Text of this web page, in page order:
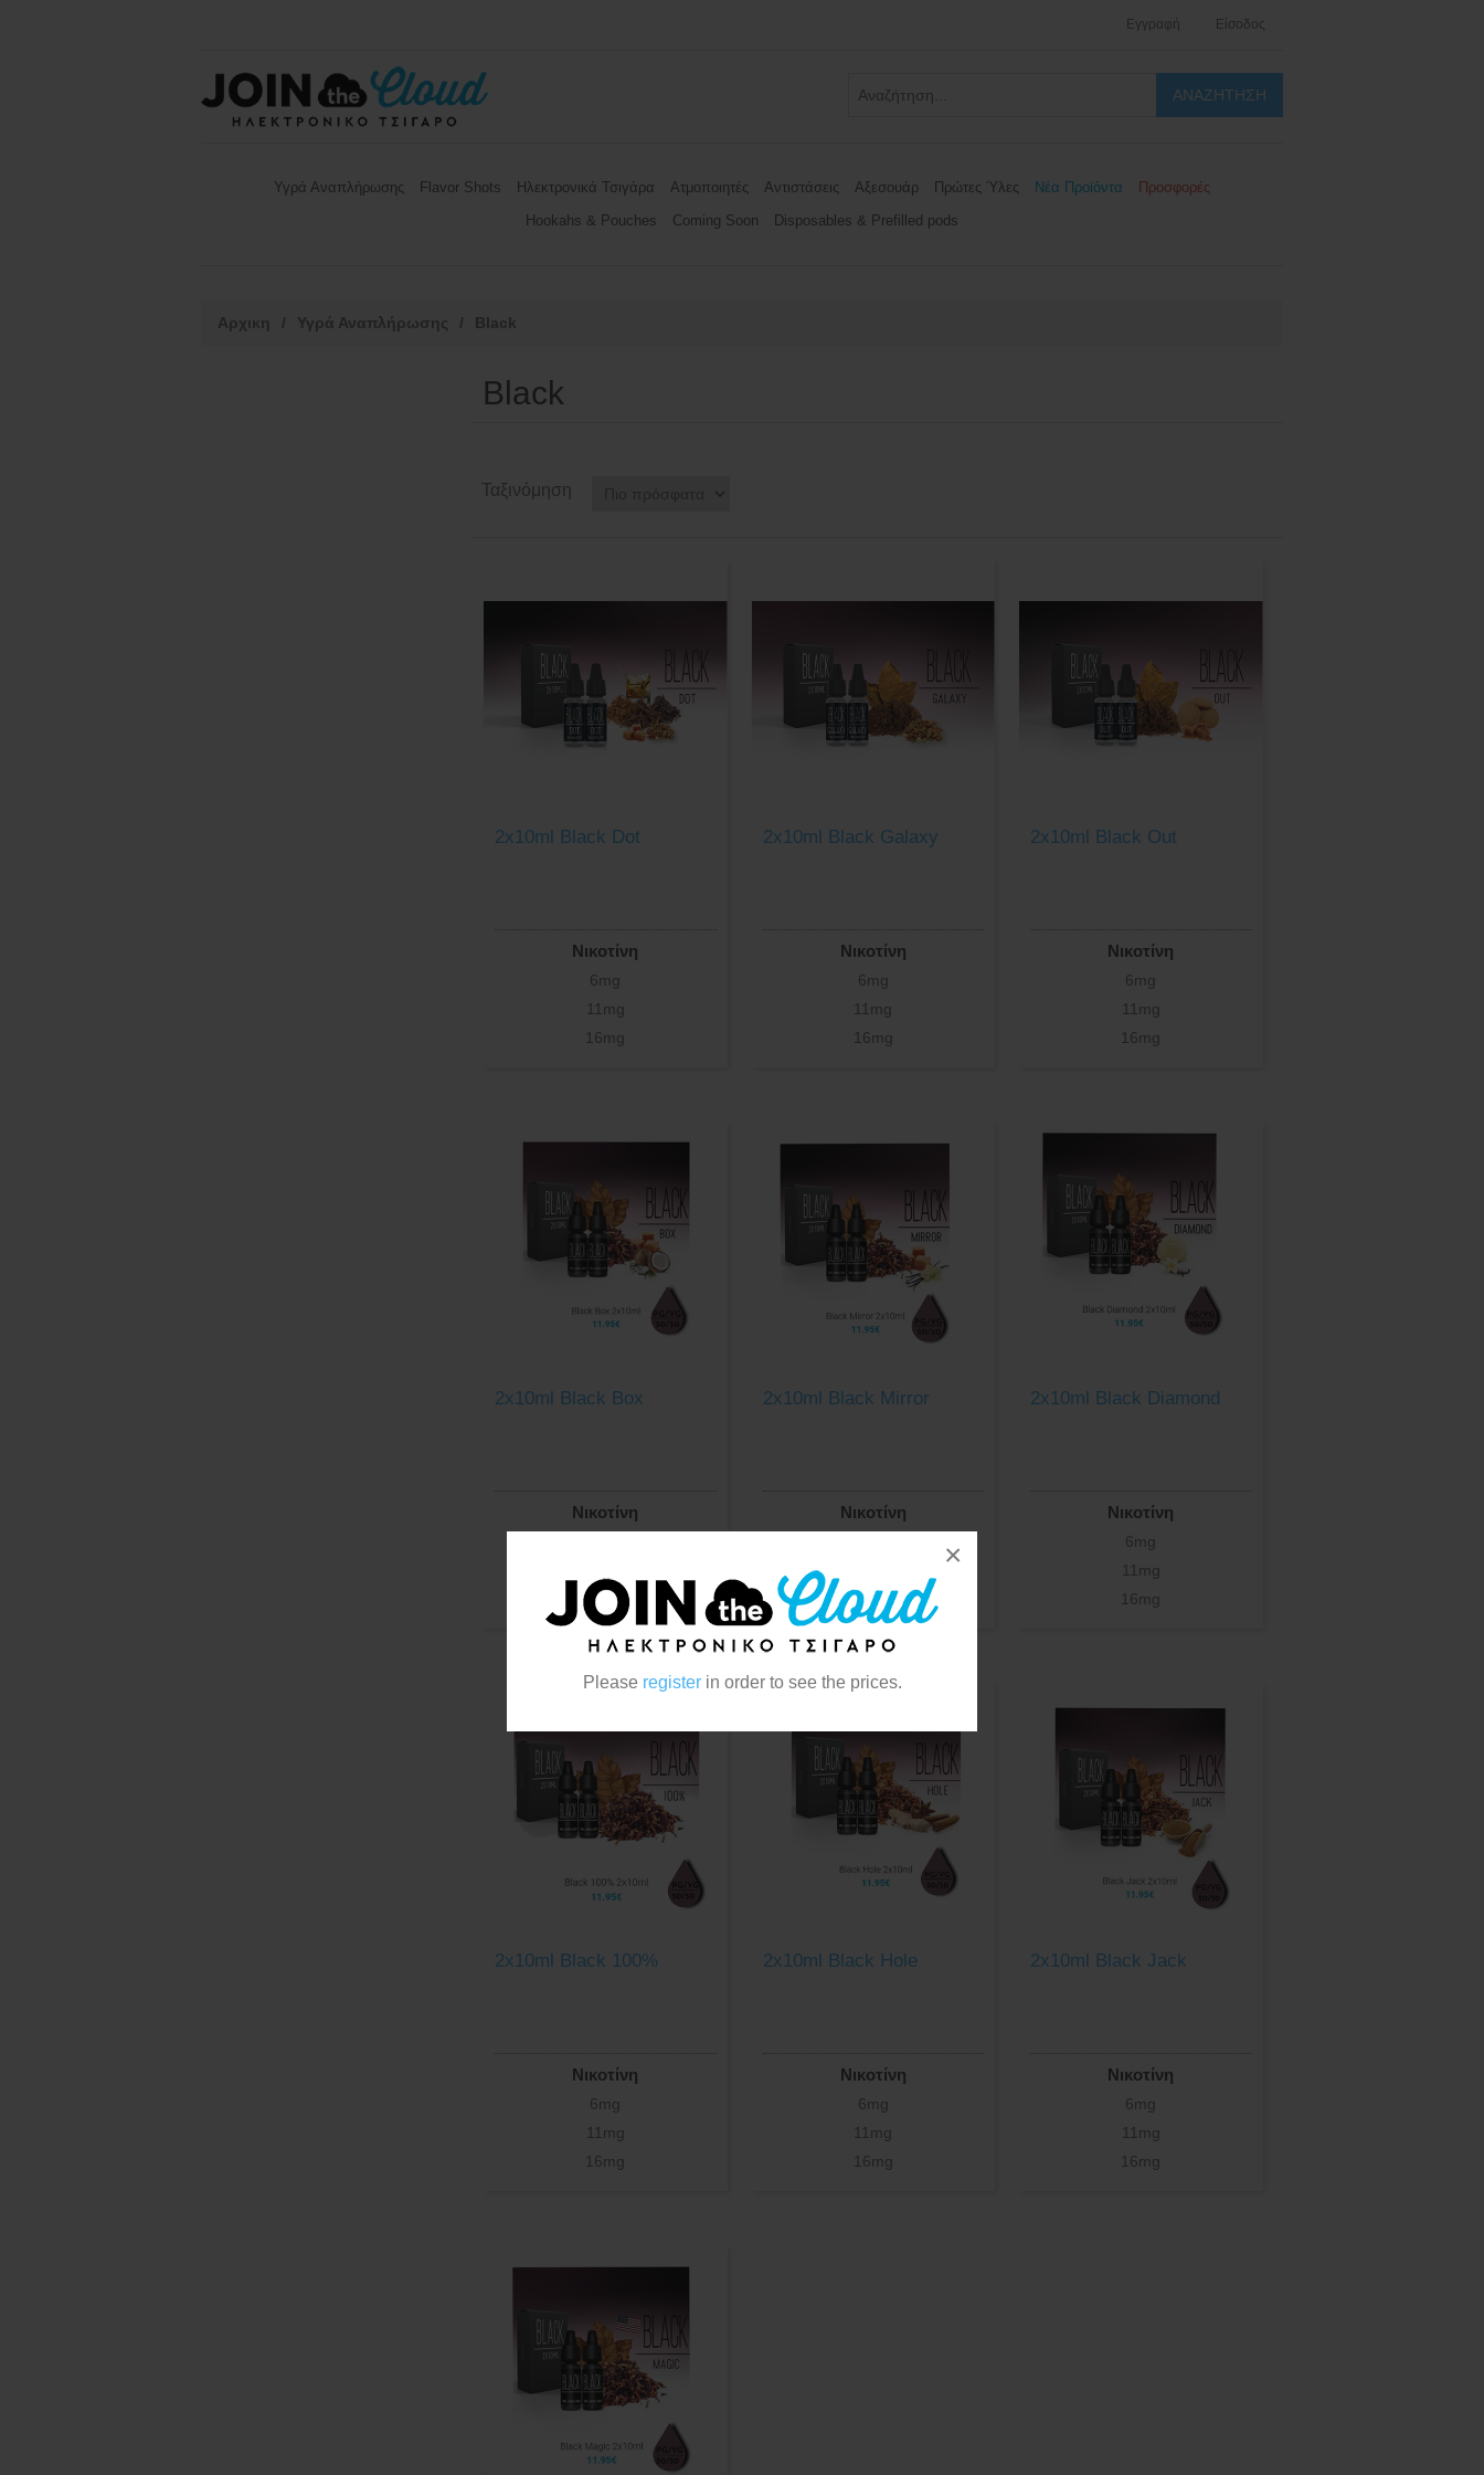
Please registerin order to see the prices.
×
Εγγραφή Είσοδος
Υγρά Αναπλήρωσης Flavor Shots Ηλεκτρονικά Τσιγάρα Ατμοποιητές Αντιστάσεις Αξεσουάρ Πρώτες Ύλες Νέα Προϊόντα
Προσφορές
Hookahs & Pouches
Coming Soon Disposables & Prefilled pods
Αρχικη / Υγρά Αναπλήρωσης / Black
Black
Ταξινόμηση
2x10ml Black Dot
Νικοτίνη
6mg
11mg
16mg
2x10ml Black Galaxy
Νικοτίνη
6mg
11mg
16mg
2x10ml Black Out
Νικοτίνη
6mg
11mg
16mg
2x10ml Black Box
Νικοτίνη
16mg
2x10ml Black Mirror
Νικοτίνη
16mg
2x10ml Black Diamond
Νικοτίνη
6mg
11mg
16mg
2x10ml Black 100%
Νικοτίνη
6mg
11mg
16mg
2x10ml Black Hole
Νικοτίνη
6mg
11mg
16mg
2x10ml Black Jack
Νικοτίνη
6mg
11mg
16mg